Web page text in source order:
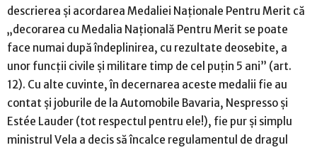
descrierea și acordarea Medaliei Naționale Pentru Merit că
„decorarea cu Medalia Națională Pentru Merit se poate
face numai după îndeplinirea, cu rezultate deosebite, a
unor funcții civile și militare timp de cel puțin 5 ani” (art.
12). Cu alte cuvinte, în decernarea aceste medalii fie au
contat și joburile de la Automobile Bavaria, Nespresso și
Estée Lauder (tot respectul pentru ele!), fie pur și simplu
ministrul Vela a decis să încalce regulamentul de dragul